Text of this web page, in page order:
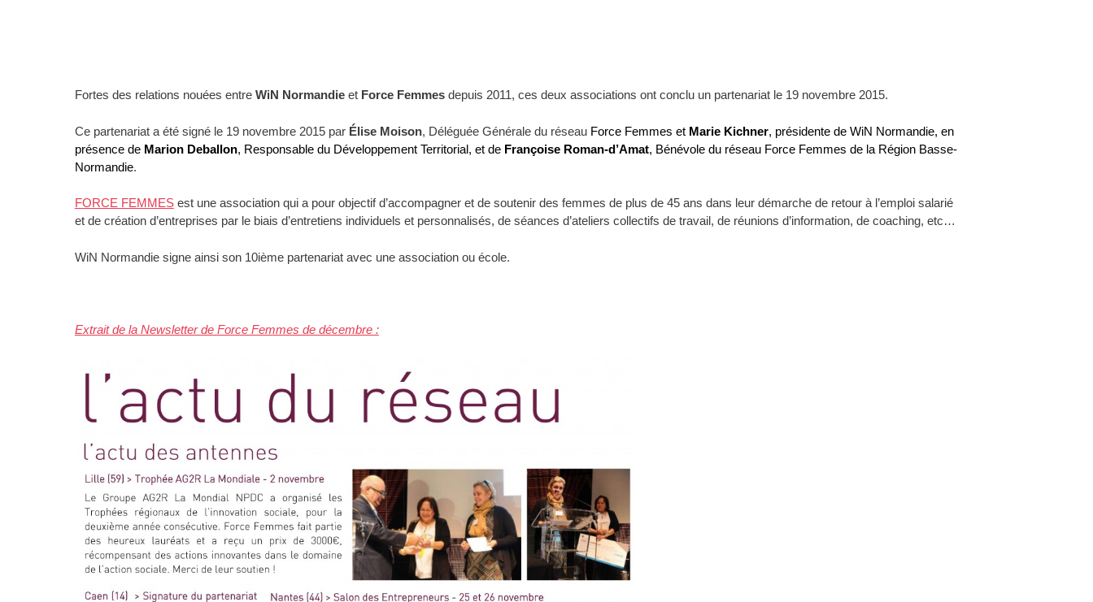
Fortes des relations nouées entre WiN Normandieet Force Femmesdepuis 2011, ces deux associations ont conclu un partenariat le 19 novembre 2015.
Ce partenariat a été signé le 19 novembre 2015 par Élise Moison, Déléguée Générale du réseau Force Femmes et Marie Kichner, présidente de WiN Normandie, en
présence de Marion Deballon, Responsable du Développement Territorial, et de Françoise Roman-d’Amat, Bénévole du réseau Force Femmes de la Région Basse-
Normandie.
FORCE FEMMESest une association qui a pour objectif d’accompagner et de soutenir des femmes de plus de 45 ans dans leur démarche de retour à l’emploi salarié
et de création d’entreprises par le biais d’entretiens individuels et personnalisés, de séances d’ateliers collectifs de travail, de réunions d’information, de coaching, etc…
WiN Normandie signe ainsi son 10ième partenariat avec une association ou école.
Extrait de la Newsletter de Force Femmes de décembre :